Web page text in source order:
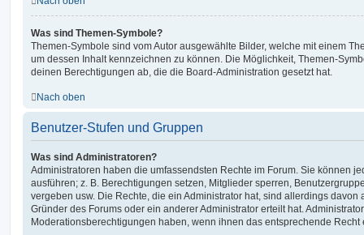
Was sind Themen-Symbole?
Themen-Symbole sind vom Autor ausgewählte Bilder, welche mit einem
um dessen Inhalt kennzeichnen zu können. Die Möglichkeit, Themen-
deinen Berechtigungen ab, die die Board-Administration gesetzt hat.
Nach oben
Benutzer-Stufen und Gruppen
Was sind Administratoren?
Administratoren haben die umfassendsten Rechte im Forum. Sie können
ausführen; z. B. Berechtigungen setzen, Mitglieder sperren,
vergeben usw. Die Rechte, die ein Administrator hat, sind allerdings
Gründer des Forums oder ein anderer Administrator erteilt hat.
Moderationsberechtigungen haben, wenn ihnen das entsprechende Recht